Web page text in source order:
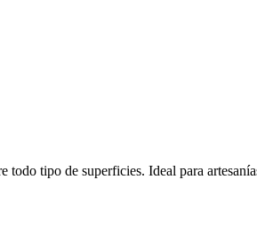
todo tipo de superficies. Ideal para